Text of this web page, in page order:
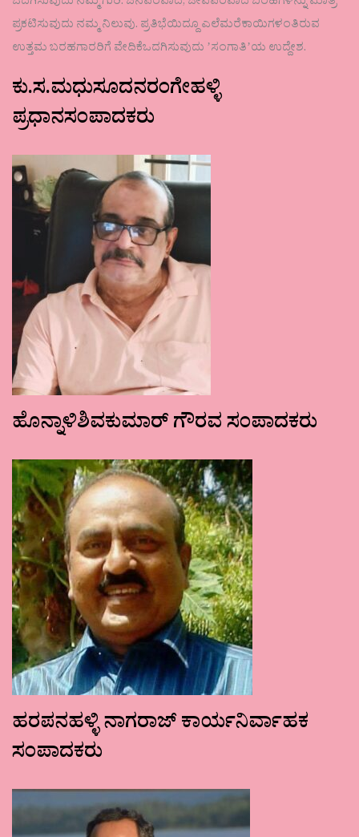
ಪ್ರಕಟಿಸುವುದು ನಮ್ಮ ನಿಲುವು. ಪ್ರತಿಭೆಯಿದ್ದೂ ಎಲೆಮರೆಕಾಯಿಗಳಂತಿರುವ
ಉತ್ತಮ ಬರಹಗಾರರಿಗೆ ವೇದಿಕೆಒದಗಿಸುವುದು ʼಸಂಗಾತಿʼಯ ಉದ್ದೇಶ.
ಕು.ಸ.ಮಧುಸೂದನರಂಗೇಹಳ್ಳಿ
ಪ್ರಧಾನಸಂಪಾದಕರು
ಹೊನ್ನಾಳಿಶಿವಕುಮಾರ್ ಗೌರವ ಸಂಪಾದಕರು
ಹರಪನಹಳ್ಳಿ ನಾಗರಾಜ್ ಕಾರ್ಯನಿರ್ವಾಹಕ
ಸಂಪಾದಕರು